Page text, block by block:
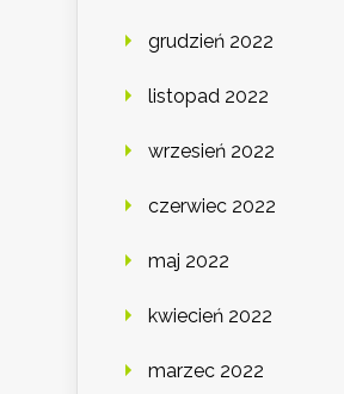
grudzień 2022
listopad 2022
wrzesień 2022
czerwiec 2022
maj 2022
kwiecień 2022
marzec 2022